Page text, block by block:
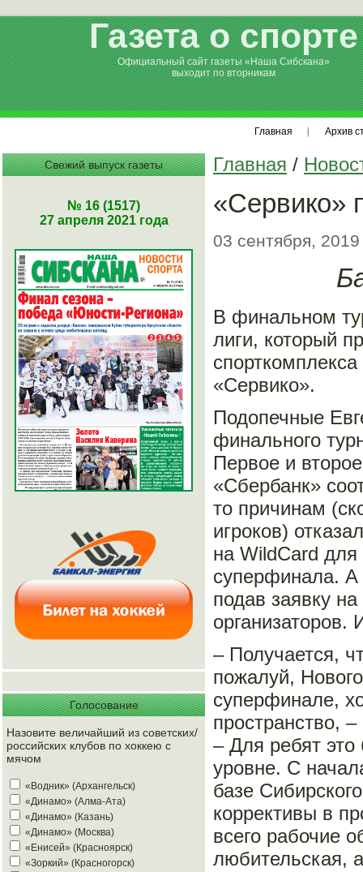
Газета о спорте
Официальный сайт газеты «Наша Сибскана»
выходит по вторникам
Главная Архив
Свежий выпуск газеты
№ 16 (1517)
27 апреля 2021 года
Голосование
Назовите величайший из советских/
российских клубов по хоккею с
мячом
«Водник» (Архангельск)
«Динамо» (Алма-Ата)
«Динамо» (Казань)
«Динамо» (Москва)
«Енисей» (Красноярск)
«Зоркий» (Красногорск)
Главная /
«Сервико»
03 сентября, 2019
В финальном
лиги, который
«Сервико».
Подопечные
финального
Первое и
«Сбербанк»
то причинам
игроков)
на WildСard для
суперфинала. А
подав заявку
организаторов.
– Получается,
пожалуй,
суперфинале,
пространство,
– Для ребят
уровне. С
базе
коррективы в
всего рабочие
любительская,